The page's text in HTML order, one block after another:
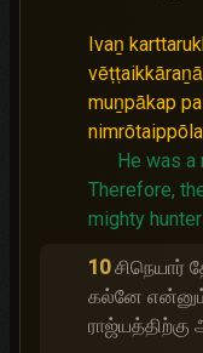
Ivaṉ
muṉpākap
He was a
Therefore,
mighty
10 சிநெயார்
கல்னே